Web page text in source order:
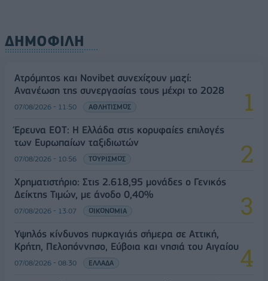
ΔΗΜΟΦΙΛΗ
Ατρόμητος και Novibet συνεχίζουν μαζί:
Ανανέωση της συνεργασίας τους μέχρι το 2028
07/08/2026 - 11:50 ΑΘΛΗΤΙΣΜΟΣ
Έρευνα ΕΟΤ: Η Ελλάδα στις κορυφαίες επιλογές
των Ευρωπαίων ταξιδιωτών
07/08/2026 - 10:56 ΤΟΥΡΙΣΜΟΣ
Χρηματιστήριο: Στις 2.618,95 μονάδες ο Γενικός
Δείκτης Τιμών, με άνοδο 0,40%
07/08/2026 - 13:07 ΟΙΚΟΝΟΜΙΑ
Υψηλός κίνδυνος πυρκαγιάς σήμερα σε Αττική,
Κρήτη, Πελοπόννησο, Εύβοια και νησιά του Αιγαίου
07/08/2026 - 08:30 ΕΛΛΑΔΑ